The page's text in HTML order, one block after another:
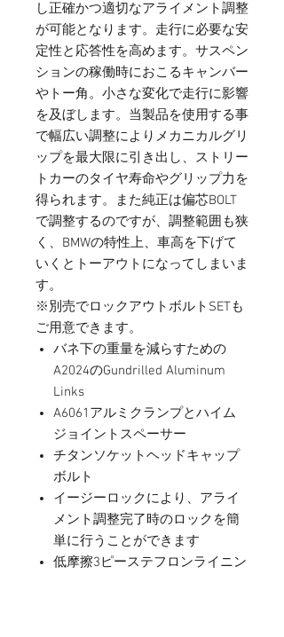
し正確かつ適切なアライメント調整
が可能となります。走行に必要な安
定性と応答性を高めます。サスペン
ションの稼働時におこるキャンバー
やトー角。小さな変化で走行に影響
を及ぼします。当製品を使用する事
で幅広い調整によりメカニカルグリ
ップを最大限に引き出し、ストリー
トカーのタイヤ寿命やグリップ力を
得られます。また純正は偏芯BOLT
で調整するのですが、調整範囲も狭
く、BMWの特性上、車高を下げて
いくとトーアウトになってしまいま
す。
※別売でロックアウトボルトSETも
ご用意できます。
バネ下の重量を減らすための
A2024のGundrilled Aluminum
Links
A6061アルミクランプとハイム
ジョイントスペーサー
チタンソケットヘッドキャップ
ボルト
イージーロックにより、アライ
メント調整完了時のロックを簡
単に行うことができます
低摩擦3ピーステフロンライニン